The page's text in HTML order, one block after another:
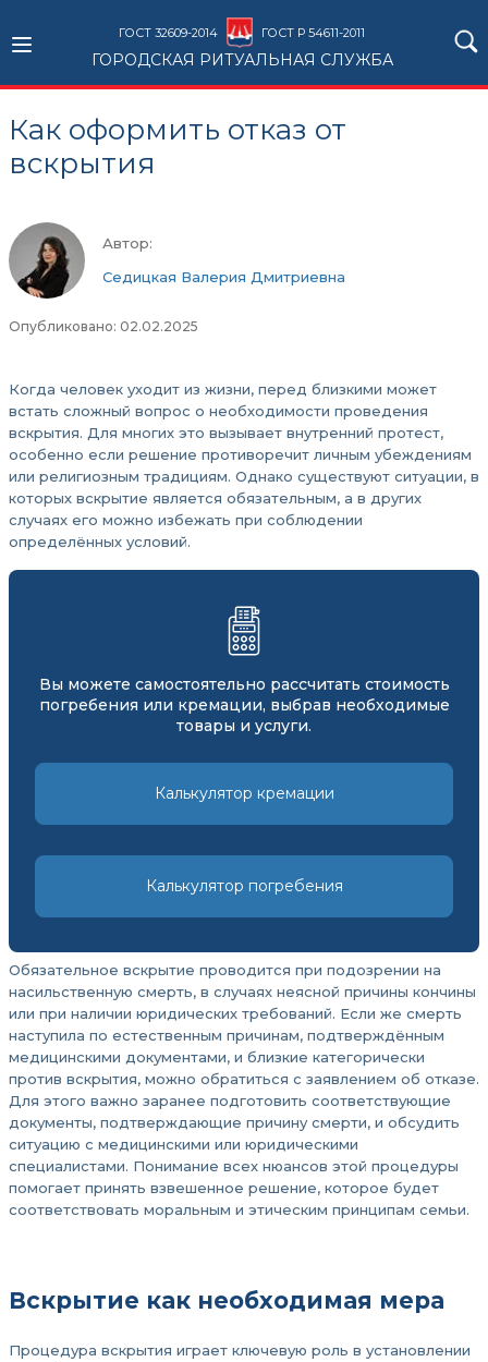
ГОСТ 32609-2014 ГОСТ Р 54611-2011
ГОРОДСКАЯ РИТУАЛЬНАЯ СЛУЖБА
Как оформить отказ от
вскрытия
Автор:
Седицкая Валерия Дмитриевна
Опубликовано: 02.02.2025
Когда человек уходит из жизни, перед близкими может
встать сложный вопрос о необходимости проведения
вскрытия. Для многих это вызывает внутренний протест,
особенно если решение противоречит личным убеждениям
или религиозным традициям. Однако существуют ситуации, в
которых вскрытие является обязательным, а в других
случаях его можно избежать при соблюдении
определённых условий.
Вы можете самостоятельно рассчитать стоимость
погребения или кремации, выбрав необходимые
товары и услуги.
Калькулятор кремации
Калькулятор погребения
Обязательное вскрытие проводится при подозрении на
насильственную смерть, в случаях неясной причины кончины
или при наличии юридических требований. Если же смерть
наступила по естественным причинам, подтверждённым
медицинскими документами, и близкие категорически
против вскрытия, можно обратиться с заявлением об отказе.
Для этого важно заранее подготовить соответствующие
документы, подтверждающие причину смерти, и обсудить
ситуацию с медицинскими или юридическими
специалистами. Понимание всех нюансов этой процедуры
помогает принять взвешенное решение, которое будет
соответствовать моральным и этическим принципам семьи.
Вскрытие как необходимая мера
Процедура вскрытия играет ключевую роль в установлении